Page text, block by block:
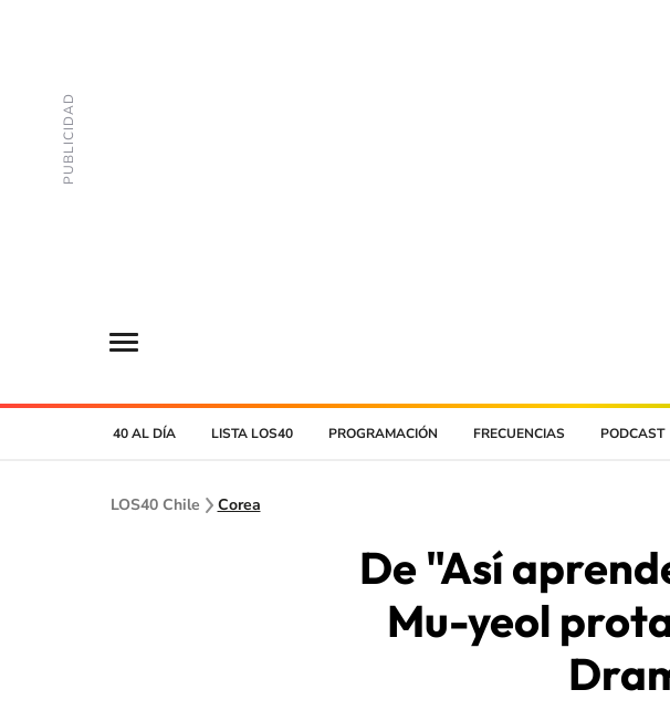
40 AL DÍA LISTA LOS40 PROGRAMACIÓN FRECUENCIAS PODCAST
LOS40 Chile Corea
De "Así
Mu-yeol